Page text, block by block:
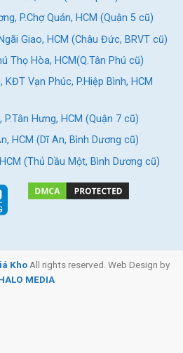
P.Chợ Quán, HCM (Quận 5 cũ)
Giao, HCM (Châu Đức, BRVT cũ)
Thọ Hòa, HCM(Q.Tân Phú cũ)
Vạn Phúc, P.Hiệp Bình, HCM
Hưng, HCM (Quận 7 cũ)
HCM (Dĩ An, Bình Dương cũ)
(Thủ Dầu Một, Bình Dương cũ)
Kho All rights reserved. Web Design by
MEDIA